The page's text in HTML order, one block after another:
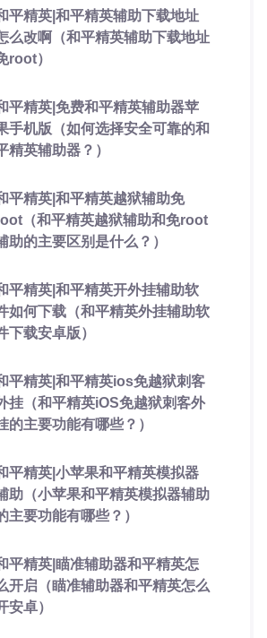
平精英|和平精英辅助下载地址
么改啊（和平精英辅助下载地址
root）
平精英|免费和平精英辅助器苹
手机版（如何选择安全可靠的和
精英辅助器？）
平精英|和平精英越狱辅助免
（和平精英越狱辅助和免root
助的主要区别是什么？）
平精英|和平精英开外挂辅助软
如何下载（和平精英外挂辅助软
下载安卓版）
平精英|和平精英ios免越狱刺客
挂（和平精英iOS免越狱刺客外
的主要功能有哪些？）
平精英|小苹果和平精英模拟器
助（小苹果和平精英模拟器辅助
主要功能有哪些？）
平精英|瞄准辅助器和平精英怎
开启（瞄准辅助器和平精英怎么
安卓）